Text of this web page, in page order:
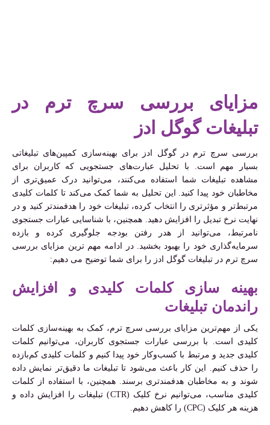
مزایای بررسی سرچ ترم در
تبلیغات گوگل ادز
بررسی سرچ ترم در گوگل ادز برای بهینه‌سازی کمپین‌های تبلیغاتی
بسیار مهم است. با تحلیل عبارت‌های جستجویی که کاربران برای
مشاهده تبلیغات شما استفاده می‌کنند، می‌توانید درک عمیق‌تری از
مخاطبان خود پیدا کنید. این تحلیل به شما کمک می‌کند تا کلمات کلیدی
مرتبط‌تر و مؤثرتری را انتخاب کرده، تبلیغات خود را هدفمندتر کنید و در
نهایت نرخ تبدیل را افزایش دهید. همچنین، با شناسایی عبارات جستجوی
نامرتبط، می‌توانید از هدر رفتن بودجه جلوگیری کرده و بازده
سرمایه‌گذاری خود را بهبود بخشید. در ادامه مهم ترین مزایای بررسی
سرچ ترم در تبلیغات گوگل ادز را برای شما توضیح می دهیم:
بهینه سازی کلمات کلیدی و افزایش
راندمان تبلیغات
یکی از مهم‌ترین مزایای بررسی سرچ ترم، کمک به بهینه‌سازی کلمات
کلیدی است. با بررسی عبارات جستجوی کاربران، می‌توانیم کلمات
کلیدی جدید و مرتبط با کسب‌وکار خود پیدا کنیم و کلمات کلیدی کم‌بازده
را حذف کنیم. این کار باعث می‌شود تا تبلیغات ما دقیق‌تر نمایش داده
شوند و به مخاطبان هدفمندتری برسند. همچنین، با استفاده از کلمات
کلیدی مناسب، می‌توانیم نرخ کلیک (CTR) تبلیغات را افزایش داده و
هزینه هر کلیک (CPC) را کاهش دهیم.